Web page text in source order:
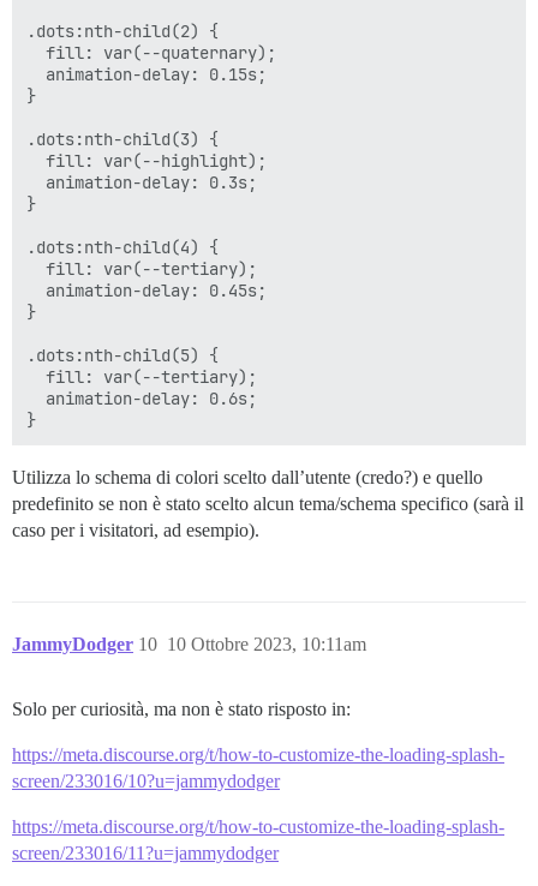
.dots:nth-child(2) {
  fill: var(--quaternary);
  animation-delay: 0.15s;
}
.dots:nth-child(3) {
  fill: var(--highlight);
  animation-delay: 0.3s;
}
.dots:nth-child(4) {
  fill: var(--tertiary);
  animation-delay: 0.45s;
}
.dots:nth-child(5) {
  fill: var(--tertiary);
  animation-delay: 0.6s;
Utilizza lo schema di colori scelto dall’utente (credo?) e quello
predefinito se non è stato scelto alcun tema/schema specifico (sarà il
caso per i visitatori, ad esempio).
JammyDodger 10 Ottobre 2023, 10:11am
10
Solo per curiosità, ma non è stato risposto in:
https://meta.discourse.org/t/how-to-customize-the-loading-splash-
screen/233016/10?u=jammydodger
https://meta.discourse.org/t/how-to-customize-the-loading-splash-
screen/233016/11?u=jammydodger